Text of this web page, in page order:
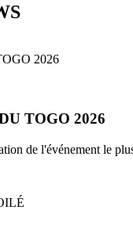
TOGO 2026
de l'événement le